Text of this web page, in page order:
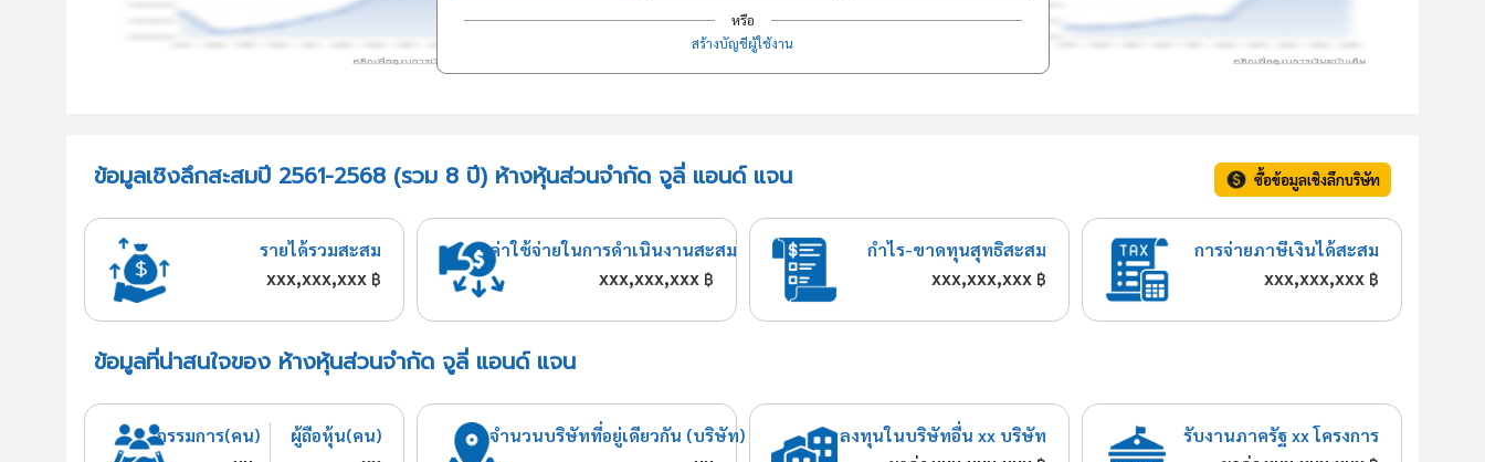
หรือ
สร้างบัญชีผู้ใช้งาน
ข้อมูลเชิงลึกสะสมปี 2561-2568 (รวม 8 ปี) ห้างหุ้นส่วนจำกัด จูลี่ แอนด์ แจน ซื้อข้อมูลเชิงลึกบริษัท
รายได้รวมสะสม
xxx,xxx,xxx ฿
ค่าใช้จ่ายในการดำเนินงานสะสม
xxx,xxx,xxx ฿
กำไร-ขาดทุนสุทธิสะสม
xxx,xxx,xxx ฿
การจ่ายภาษีเงินได้สะสม
xxx,xxx,xxx ฿
ข้อมูลที่น่าสนใจของ ห้างหุ้นส่วนจำกัด จูลี่ แอนด์ แจน
กรรมการ(คน) ผู้ถือหุ้น(คน) จำนวนบริษัทที่อยู่เดียวกัน (บริษัท) ลงทุนในบริษัทอื่น xx บริษัท รับงานภาครัฐ xx โครงการ